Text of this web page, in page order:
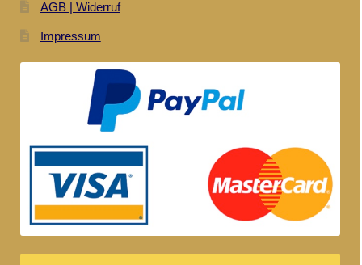
AGB | Widerruf
Impressum